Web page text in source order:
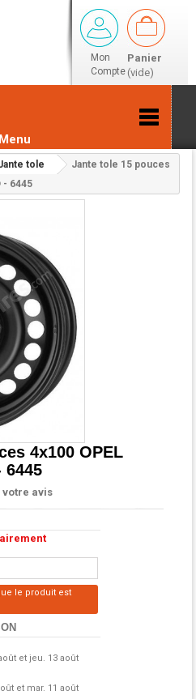
Mon
Compte
Panier
(vide)
Menu
tole
Jante tole 15 pouces
- 6445
4x100 OPEL
6445
votre avis
le produit est
et jeu. 13 août
et mar. 11 août